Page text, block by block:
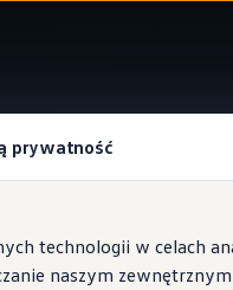
VW
prywatność
technologii w celach
naszym